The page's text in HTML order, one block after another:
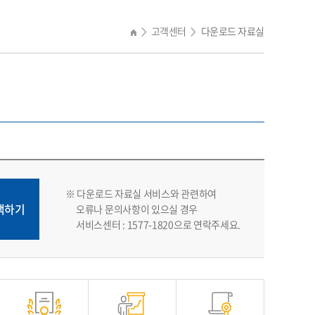
> 고객센터 > 다운로드 자료실
하기
※ 다운로드 자료실 서비스와 관련하여
오류나 문의사항이 있으실 경우
서비스센터 : 1577-1820으로 연락주세요.